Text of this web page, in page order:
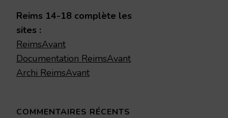
Reims 14-18 complète les
sites :
ReimsAvant
Documentation ReimsAvant
Archi ReimsAvant
COMMENTAIRES RÉCENTS